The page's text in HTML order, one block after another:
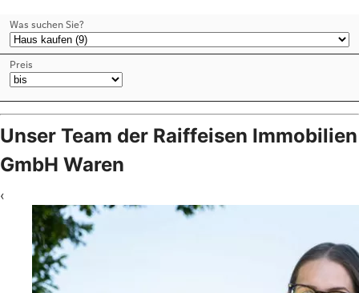
Unser Team der Raiffeisen Immobilien
GmbH Waren
‹